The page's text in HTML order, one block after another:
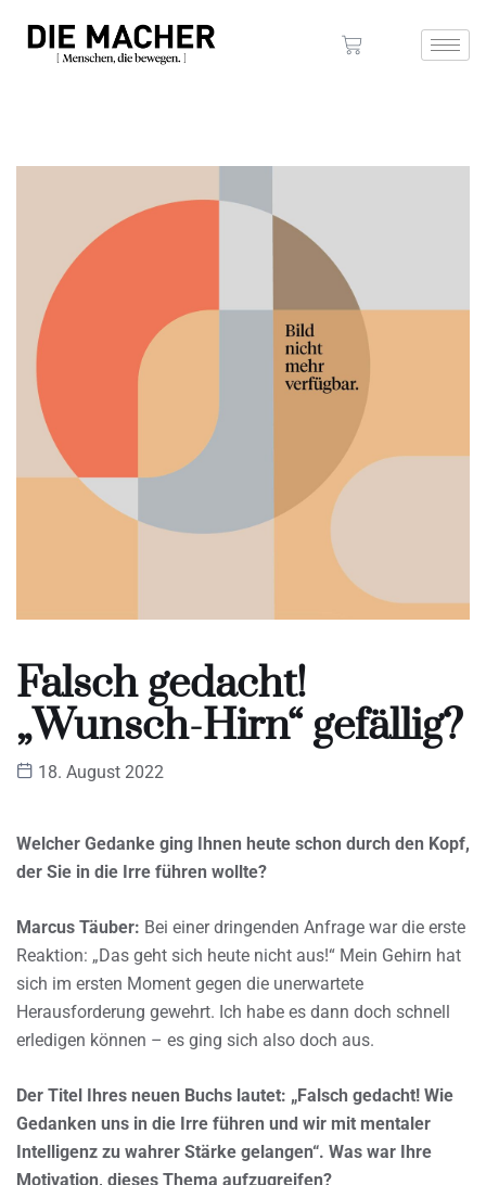
Falsch gedacht!
„Wunsch-Hirn“ gefällig?
18. August 2022
Welcher Gedanke ging Ihnen heute schon durch den Kopf,
der Sie in die Irre führen wollte?
Marcus Täuber: Bei einer dringenden Anfrage war die erste
Reaktion: „Das geht sich heute nicht aus!“ Mein Gehirn hat
sich im ersten Moment gegen die unerwartete
Herausforderung gewehrt. Ich habe es dann doch schnell
erledigen können – es ging sich also doch aus.
Der Titel Ihres neuen Buchs lautet: „Falsch gedacht! Wie
Gedanken uns in die Irre führen und wir mit mentaler
Intelligenz zu wahrer Stärke gelangen“. Was war Ihre
Motivation, dieses Thema aufzugreifen?